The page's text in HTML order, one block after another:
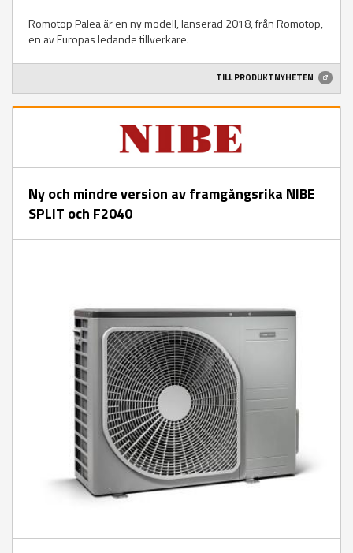
Romotop Palea är en ny modell, lanserad 2018, från Romotop,
en av Europas ledande tillverkare.
TILL PRODUKTNYHETEN
Ny och mindre version av framgångsrika NIBE
SPLIT och F2040